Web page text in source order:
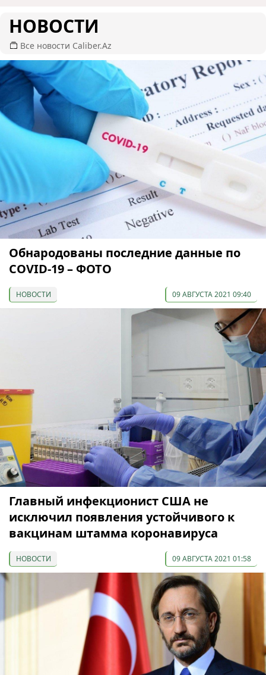
НОВОСТИ
Все новости Caliber.Az
Обнародованы последние данные по
COVID-19 – ФОТО
НОВОСТИ 09 АВГУСТА 2021 09:40
Главный инфекционист США не
исключил появления устойчивого к
вакцинам штамма коронавируса
НОВОСТИ 09 АВГУСТА 2021 01:58